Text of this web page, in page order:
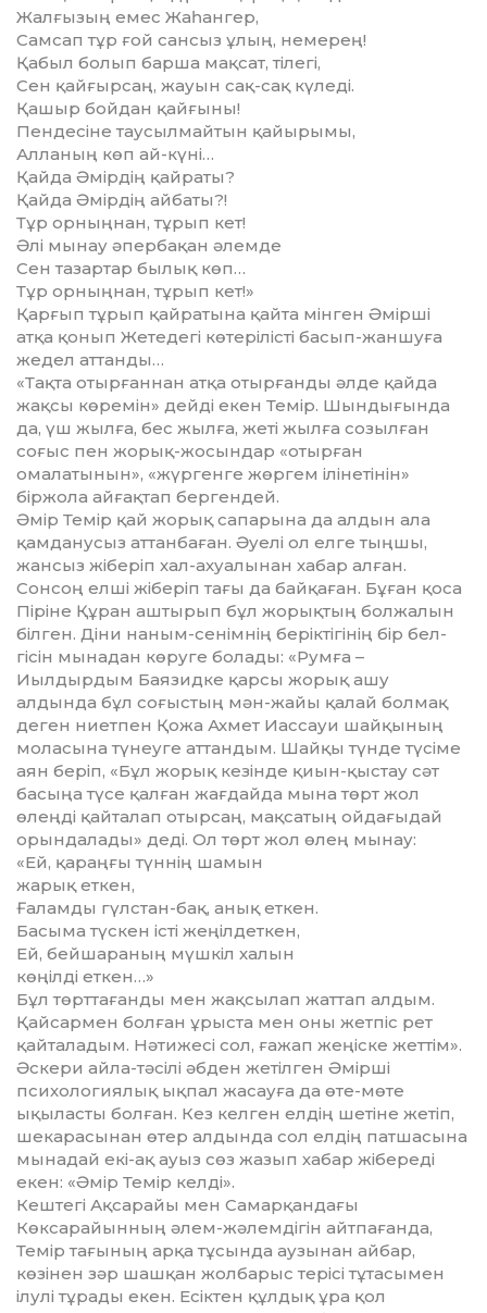
Жалғызың емес Жаһангер,
Самсап тұр ғой сансыз ұлың, немерең!
Қабыл болып барша мақсат, тілегі,
Сен қайғырсаң, жауын сақ-сақ күледі.
Қашыр бойдан қайғыны!
Пендесіне таусылмайтын қайырымы,
Алланың көп ай-күні…
Қайда Әмірдің қайраты?
Қайда Әмірдің айбаты?!
Тұр орныңнан, тұрып кет!
Әлі мынау әпербақан әлемде
Сен тазартар былық көп…
Тұр орныңнан, тұрып кет!»
Қарғып тұрып қайратына қайта мінген Әмірші
атқа қонып Жетедегі көтерілісті басып-жаншуға
жедел ат­танды…
«Тақта отырғаннан атқа отыр­ғанды әлде қайда
жақсы көремін» дей­ді екен Темір. Шындығында
да, үш жылға, бес жылға, жеті жылға со­зылған
соғыс пен жорық-жосындар «отыр­ған
омалатынын», «жүргенге жөр­гем ілінетінін»
біржола айғақтап бергендей.
Әмір Темір қай жорық сапарына да алдын ала
қамданусыз аттанбаған. Әуелі ол елге тыңшы,
жансыз жіберіп хал-ахуалынан хабар алған.
Сонсоң елші жіберіп тағы да байқаған. Бұған қоса
Піріне Құран аштырып бұл жорықтың болжалын
білген. Діни на­ным-сенімнің беріктігінің бір бел­
гісін мынадан көруге болады: «Рум­ға –
Иылдырдым Баязидке қарсы жорық ашу
алдында бұл соғыстың мән-жайы қалай болмақ
деген ниетпен Қожа Ахмет Иассауи шайқының
моласына түнеуге аттандым. Шайқы түнде түсіме
аян беріп, «Бұл жорық ке­зінде қиын-қыстау сәт
басыңа түсе қал­ған жағдайда мына төрт жол
өлең­ді қайталап отырсаң, мақсатың ойдағыдай
орындалады» деді. Ол төрт жол өлең мынау:
«Ей, қараңғы түннің шамын
жарық еткен,
Ғаламды гүлстан-бақ, анық еткен.
Басыма түскен істі жеңілдеткен,
Ей, бейшараның мүшкіл халын
көңілді еткен…»
Бұл төрттағанды мен жақсылап жат­­тап алдым.
Қайсармен болған ұрыс­­та мен оны жетпіс рет
қайта­ла­дым. Нәтижесі сол, ғажап жеңіске жет­тім».
Әскери айла-тәсілі әбден жетіл­ген Әмірші
психологиялық ықпал жа­сауға да өте-мөте
ықыласты бол­ған. Кез келген елдің шетіне жетіп,
ше­карасынан өтер алдында сол елдің патшасына
мынадай екі-ақ ауыз сөз жазып хабар жібереді
екен: «Әмір Те­мір келді».
Кештегі Ақсарайы мен Самар­қан­­дағы
Көксарайынның әлем-жә­лемдігін айтпағанда,
Темір тағының арқа тұсында аузынан айбар,
көзінен зәр шашқан жолбарыс терісі тұтасы­мен
ілулі тұрады екен. Есіктен құл­дық ұра қол